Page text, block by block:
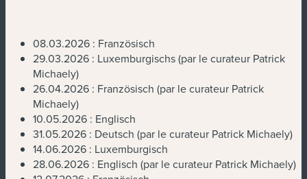
08.03.2026 : Französisch
29.03.2026 : Luxemburgischs (par le curateur Patrick
Michaely)
26.04.2026 : Französisch (par le curateur Patrick
Michaely)
10.05.2026 : Englisch
31.05.2026 : Deutsch (par le curateur Patrick Michaely)
14.06.2026 : Luxemburgisch
28.06.2026 : Englisch (par le curateur Patrick Michaely)